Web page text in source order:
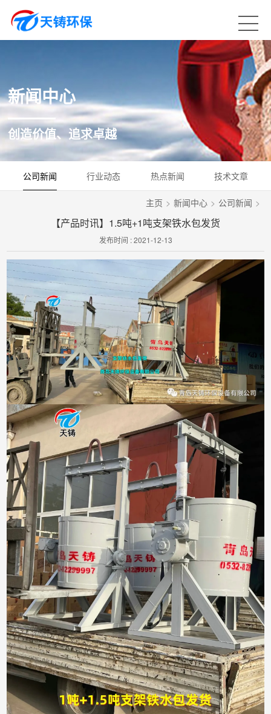
新闻中心
创造价值、追求卓越
公司新闻 行业动态 热点新闻 技术文章
主页 > 新闻中心 > 公司新闻 >
【产品时讯】1.5吨+1吨支架铁水包发货
发布时间 : 2021-12-13